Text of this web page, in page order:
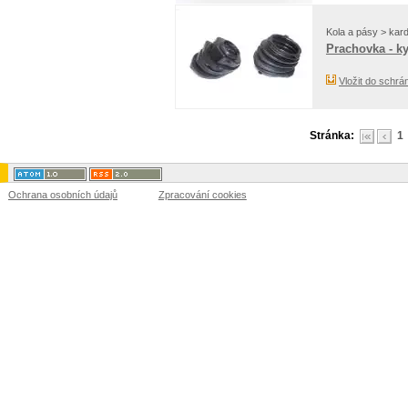
Kola a pásy >
Prachovka -
Vložit do
Stránka: 1
Ochrana osobních údajů Zpracování cookies